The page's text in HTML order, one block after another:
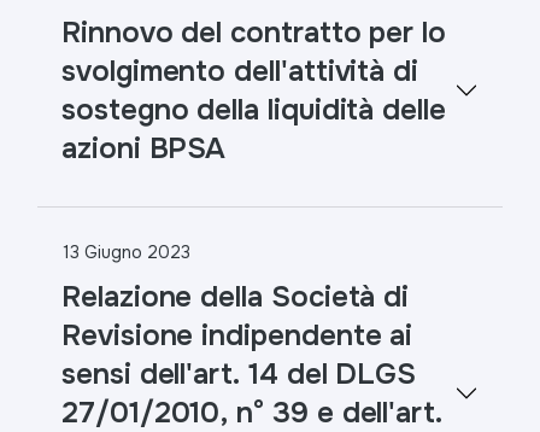
Rinnovo del contratto per lo
svolgimento dell'attività di
sostegno della liquidità delle
azioni BPSA
13 Giugno 2023
Relazione della Società di
Revisione indipendente ai
sensi dell'art. 14 del DLGS
27/01/2010, n° 39 e dell'art.